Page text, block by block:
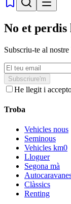
No et perdis
Subscriu-te al
Subscriure'm
He llegit i
Troba
Vehicles nous
Seminous
Vehicles km0
Lloguer
Segona mà
Clàssics
Renting